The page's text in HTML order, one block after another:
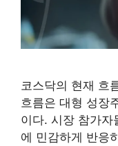
코스닥의 현재 흐
흐름은 대형 성장
이다. 시장 참가자
에 민감하게 반응